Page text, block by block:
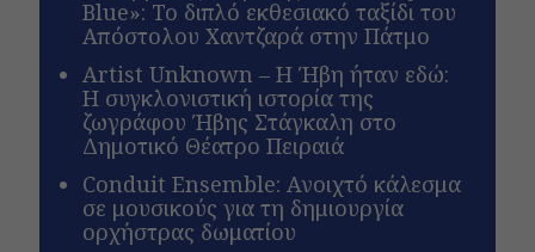
Blue»: Το διπλό εκθεσιακό ταξίδι του
Απόστολου Χαντζαρά στην Πάτμο
Artist Unknown – Η Ήβη ήταν εδώ:
Η συγκλονιστική ιστορία της
ζωγράφου Ήβης Στάγκαλη στο
Δημοτικό Θέατρο Πειραιά
Conduit Ensemble: Ανοιχτό κάλεσμα
σε μουσικούς για τη δημιουργία
ορχήστρας δωματίου